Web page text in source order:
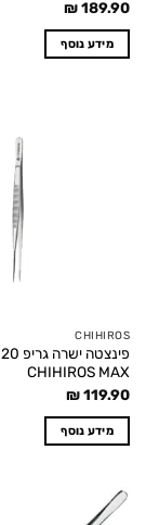
₪189.90
מידע נוסף
CHIHIROS
CHIHIROS MAX
₪119.90
מידע נוסף